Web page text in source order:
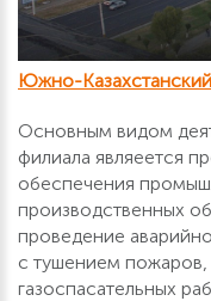
Южно-
Основным видом
филиала являеется
обеспечения
производственных
проведение
с тушением пожаров,
газоспасательных